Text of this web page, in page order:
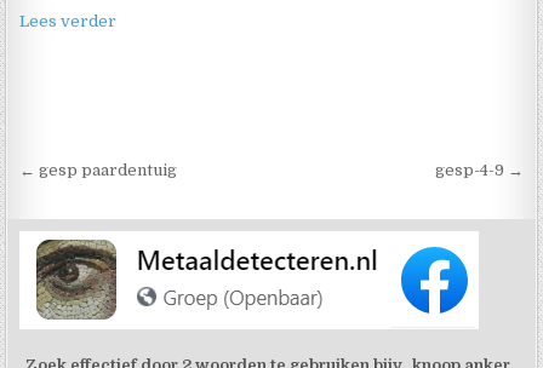
Lees verder
Berichtnavigatie
← gesp paardentuig gesp-4-9 →